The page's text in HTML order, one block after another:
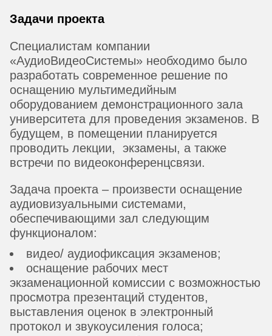
Задачи проекта
Специалистам компании
«АудиоВидеоСистемы» необходимо было
разработать современное решение по
оснащению мультимедийным
оборудованием демонстрационного зала
университета для проведения экзаменов. В
будущем, в помещении планируется
проводить лекции, экзамены, а также
встречи по видеоконференцсвязи.
Задача проекта – произвести оснащение
аудиовизуальными системами,
обеспечивающими зал следующим
функционалом:
видео/ аудиофиксация экзаменов;
оснащение рабочих мест
экзаменационной комиссии с возможностью
просмотра презентаций студентов,
выставления оценок в электронный
протокол и звукоусиления голоса;